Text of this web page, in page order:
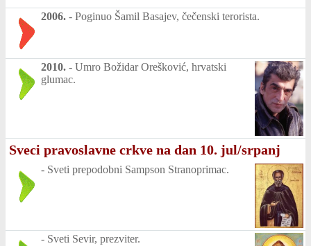
2006. - Poginuo Šamil Basajev, čečenski terorista.
2010. - Umro Božidar Orešković, hrvatski
glumac.
Sveci pravoslavne crkve na dan 10. jul/srpanj
- Sveti prepodobni Sampson Stranoprimac.
- Sveti Sevir, prezviter.